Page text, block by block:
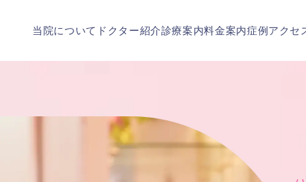
当院について ドクター紹介診療案内料金案内症例アクセ